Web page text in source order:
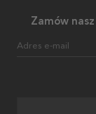
Zamów
Adres e-mail